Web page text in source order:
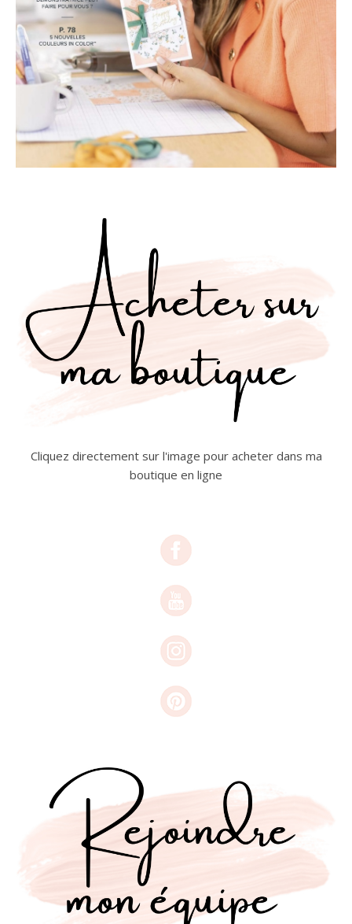
Cliquez directement sur l'image pour acheter dans ma
boutique en ligne